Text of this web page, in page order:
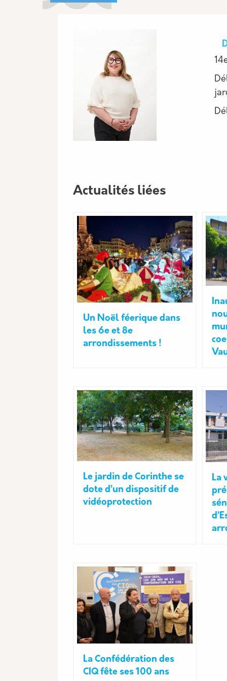
Actualités liées
Un Noël féerique dans
les 6e et 8e
arrondissements !
Le jardin de Corinthe se
dote d’un dispositif de
vidéoprotection
La
La Confédération des
CIQ fête ses 100 ans